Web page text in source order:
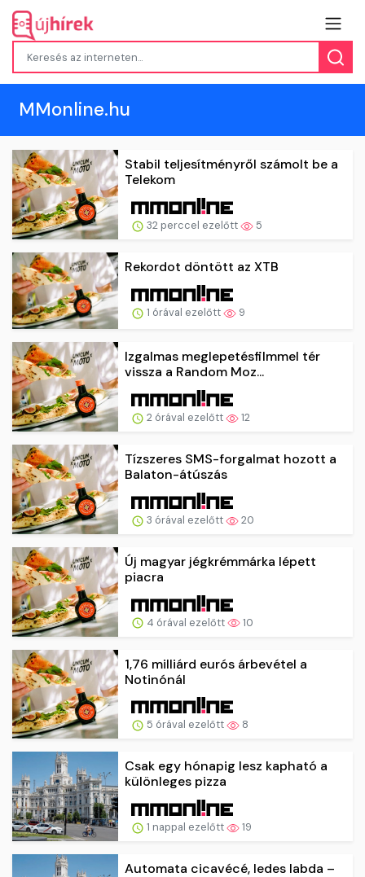
MMonline.hu
Stabil teljesítményről számolt be a
Telekom
32 perccel ezelőtt 5
Rekordot döntött az XTB
1 órával ezelőtt 9
Izgalmas meglepetésfilmmel tér
vissza a Random Moz...
2 órával ezelőtt 12
Tízszeres SMS-forgalmat hozott a
Balaton-átúszás
3 órával ezelőtt 20
Új magyar jégkrémmárka lépett
piacra
4 órával ezelőtt 10
1,76 milliárd eurós árbevétel a
Notinónál
5 órával ezelőtt 8
Csak egy hónapig lesz kapható a
különleges pizza
1 nappal ezelőtt 19
Automata cicavécé, ledes labda –